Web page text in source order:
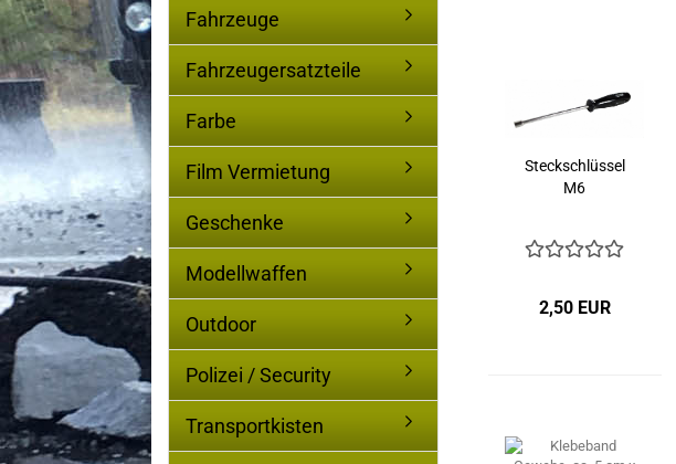
Steckschlüssel
M6
2,50 EUR
Fahrzeuge
Fahrzeugersatzteile
Farbe
Film Vermietung
Geschenke
Modellwaffen
Outdoor
Polizei / Security
Transportkisten